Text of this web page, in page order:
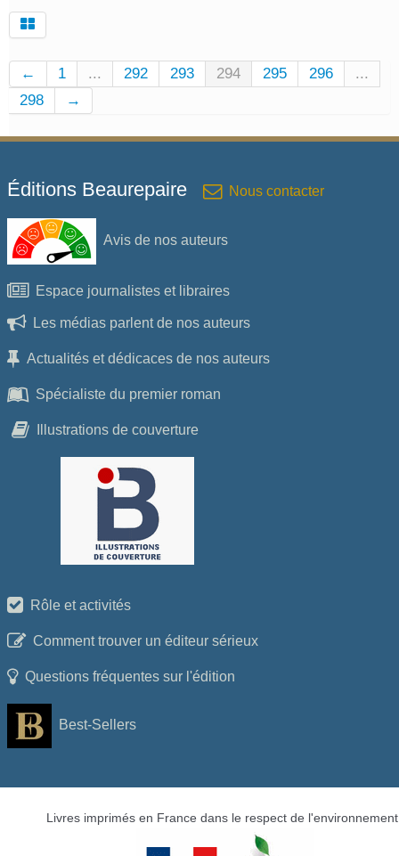
← 1 ... 292 293 294 295 296
...
298
→
Éditions Beaurepaire Nous contacter
Avis de nos auteurs
Espace journalistes et libraires
Les médias parlent de nos auteurs
Actualités et dédicaces de nos auteurs
Spécialiste du premier roman
Illustrations de couverture
Rôle et activités
Comment trouver un éditeur sérieux
Questions fréquentes sur l'édition
Best-Sellers
Livres imprimés en France dans le respect de l'environnement